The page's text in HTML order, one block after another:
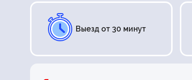
Выезд от 30 минут